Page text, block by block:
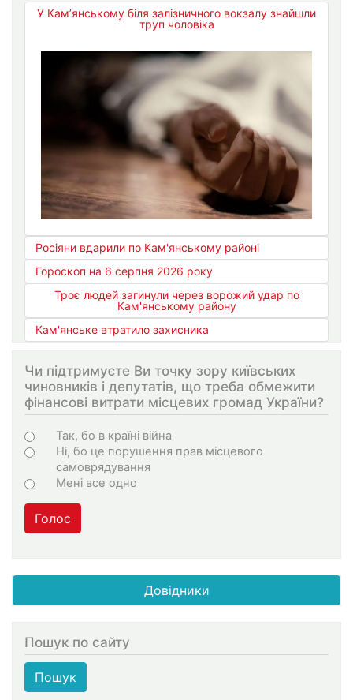
У Кам’янському біля залізничного вокзалу знайшли
труп чоловіка
Росіяни вдарили по Кам'янському районі
Гороскоп на 6 серпня 2026 року
Троє людей загинули через ворожий удар по
Кам'янському району
Кам'янське втратило захисника
Чи підтримуєте Ви точку зору київських
чиновників і депутатів, що треба обмежити
фінансові витрати місцевих громад України?
Варіанти
Так, бо в країні війна
Ні, бо це порушення прав місцевого
самоврядування
Мені все одно
Голос
Довідники
Пошук по сайту
Пошук